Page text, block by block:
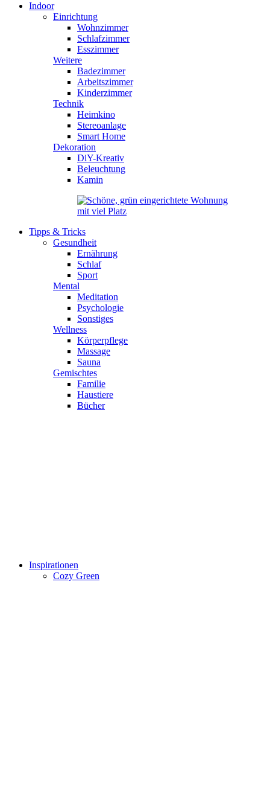
Indoor
Einrichtung
Wohnzimmer
Schlafzimmer
Esszimmer
Weitere
Badezimmer
Arbeitszimmer
Kinderzimmer
Technik
Heimkino
Stereoanlage
Smart Home
Dekoration
DiY-Kreativ
Beleuchtung
Kamin
Tipps & Tricks
Gesundheit
Ernährung
Schlaf
Sport
Mental
Meditation
Psychologie
Sonstiges
Wellness
Körperpflege
Massage
Sauna
Gemischtes
Familie
Haustiere
Bücher
Inspirationen
Cozy Green